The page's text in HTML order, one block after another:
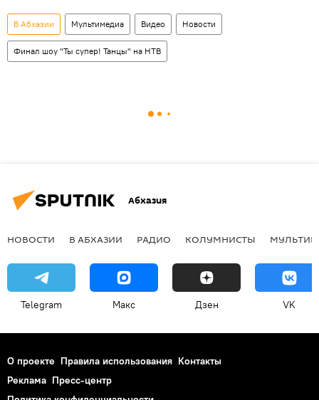
В Абхазии Мультимедиа Видео Новости
Финал шоу "Ты супер! Танцы" на НТВ
Абхазия
НОВОСТИ В АБХАЗИИ РАДИО КОЛУМНИСТЫ
Telegram Макс Дзен VK
О проекте Правила использования Контакты
Реклама Пресс-центр